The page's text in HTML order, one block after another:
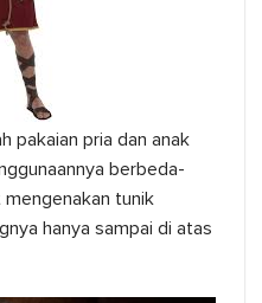
pakaian pria dan anak
berbeda-
tunik
hanya sampai di atas